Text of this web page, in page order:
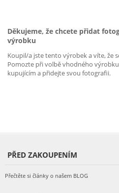
Děkujeme, že chcete přidat
výrobku
Koupil/a jste tento výrobek a víte, že
Pomozte při volbě vhodného
kupujícím a přidejte svou fotografii.
PŘED ZAKOUPENÍM
Přečtěte si články o našem BLOG